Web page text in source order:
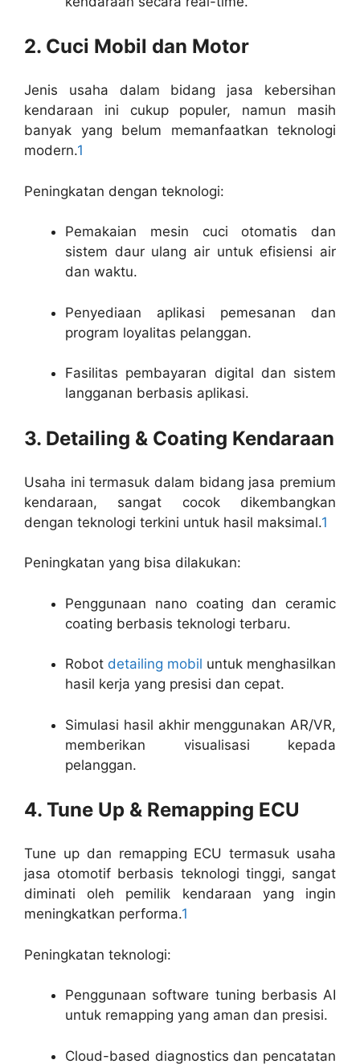
2. Cuci Mobil dan Motor
Jenis usaha dalam bidang jasa kebersihan
kendaraan ini cukup populer, namun masih
banyak yang belum memanfaatkan teknologi
modern.1
Peningkatan dengan teknologi:
Pemakaian mesin cuci otomatis dan
sistem daur ulang air untuk efisiensi air
dan waktu.
Penyediaan aplikasi pemesanan dan
program loyalitas pelanggan.
Fasilitas pembayaran digital dan sistem
langganan berbasis aplikasi.
3. Detailing & Coating Kendaraan
Usaha ini termasuk dalam bidang jasa premium
kendaraan, sangat cocok dikembangkan
dengan teknologi terkini untuk hasil maksimal.1
Peningkatan yang bisa dilakukan:
Penggunaan nano coating dan ceramic
coating berbasis teknologi terbaru.
Robot detailing mobil untuk menghasilkan
hasil kerja yang presisi dan cepat.
Simulasi hasil akhir menggunakan AR/VR,
memberikan visualisasi kepada
pelanggan.
4. Tune Up & Remapping ECU
Tune up dan remapping ECU termasuk usaha
jasa otomotif berbasis teknologi tinggi, sangat
diminati oleh pemilik kendaraan yang ingin
meningkatkan performa.1
Peningkatan teknologi:
Penggunaan software tuning berbasis AI
untuk remapping yang aman dan presisi.
Cloud-based diagnostics dan pencatatan